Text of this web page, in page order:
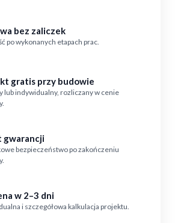
bez zaliczek
po wykonanych etapach prac.
gratis przy budowie
lub indywidualny, rozliczany w cenie
gwarancji
bezpieczeństwo po zakończeniu
w 2–3 dni
i szczegółowa kalkulacja projektu.